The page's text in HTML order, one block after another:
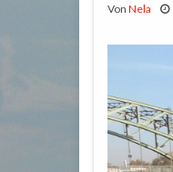
Von Nela